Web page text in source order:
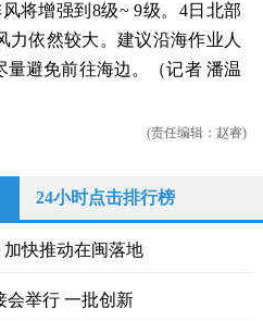
将增强到8级~ 9级。4日北部
力依然较大。建议沿海作业人
量避免前往海边。（记者 潘温
(责任编辑：赵睿)
24小时点击排行榜
加快推动在闽落地
会举行 一批创新